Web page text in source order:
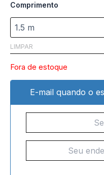
Comprimento
LIMPAR
Fora de estoque
E-mail quando o